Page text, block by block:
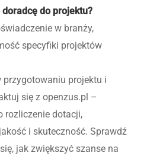
do projektu?
w branży,
specyfiki projektów
przygotowaniu projektu i
się z openzus.pl –
rozliczenie dotacji,
i skuteczność. Sprawdź
jak zwiększyć szanse na